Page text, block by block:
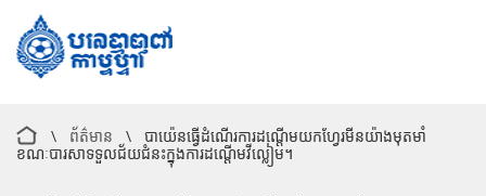
\ ព័ត៌មាន \
បាយ៉េនធ្វើដំណើរការដណ្តើមយកហ្វែរមីនយ៉ាងមុតមាំ
ខណៈបារសាទទួលជ័យជំនះក្នុងការដណ្តើមវីល្លៀម។